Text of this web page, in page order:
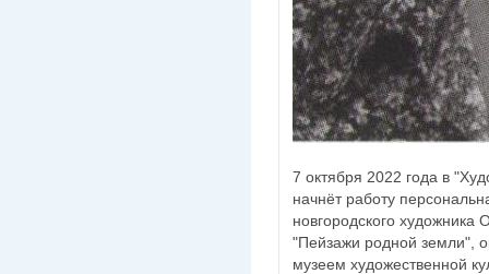
7 октября 2022 года в
начнёт работу
новгородского художника
"Пейзажи родной земли",
музеем художественной